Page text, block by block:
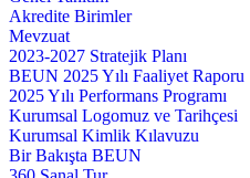
Akredite Birimler
Mevzuat
2023-2027 Stratejik Planı
BEUN 2025 Yılı Faaliyet Raporu
2025 Yılı Performans Programı
Kurumsal Logomuz ve Tarihçesi
Kurumsal Kimlik Kılavuzu
Bir Bakışta BEUN